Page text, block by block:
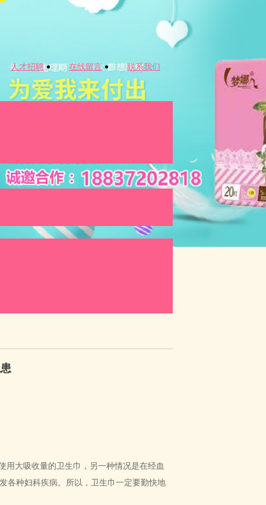
人才招聘 在线留言 联系我们
用大吸收量的卫生巾，另一种情况是在经血
各种妇科疾病。所以，卫生巾一定要勤快地